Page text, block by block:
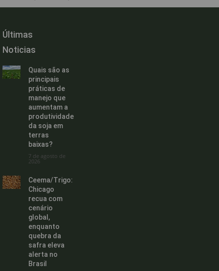
Últimas
Noticias
Quais são as
principais
práticas de
manejo que
aumentam a
produtividade
da soja em
terras
baixas?
7 de agosto de
2026
Ceema/Trigo:
Chicago
recua com
cenário
global,
enquanto
quebra da
safra eleva
alerta no
Brasil